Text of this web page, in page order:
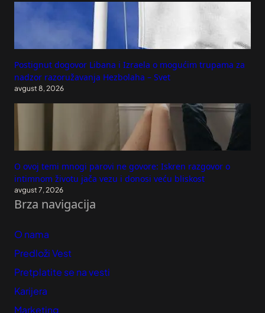
Postignut dogovor Libana i Izraela o mogućim trupama za
nadzor razoružavanja Hezbolaha – Svet
avgust 8, 2026
O ovoj temi mnogi parovi ne govore: Iskren razgovor o
intimnom životu jača vezu i donosi veću bliskost
avgust 7, 2026
Brza navigacija
O nama
Predloži Vest
Pretplatite se na vesti
Karijera
Marketing